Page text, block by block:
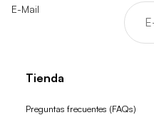
E-Mail
Tienda
Preguntas frecuentes (FAQs)